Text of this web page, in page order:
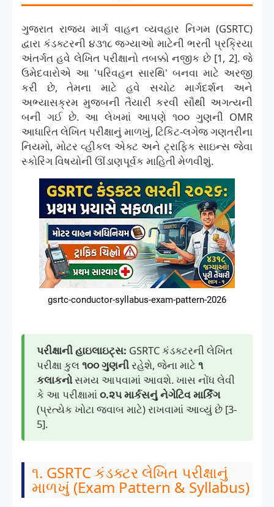
ગુજરાત રાજ્ય માર્ગ વાહન વ્યવહાર નિગમ (GSRTC)
દ્વારા કંડક્ટરની ૪૩૧૮ જગ્યાઓ માટેની ભરતી પ્રક્રિયા
અંતર્ગત હવે લેખિત પરીક્ષાનો તબક્કો નજીક છે [1, 2]. જે
ઉમેદવારોએ આ 'પરિવહન સારથિ' બનવા માટે અરજી
કરી છે, તેમના માટે હવે સચોટ માર્ગદર્શન અને
અભ્યાસક્રમ મુજબની તૈયારી કરવી સૌથી અગત્યની
બની ગઈ છે. આ લેખમાં આપણે ૧૦૦ ગુણની OMR
આધારિત લેખિત પરીક્ષાનું માળખું, ટિકિટ-લગેજ ગણતરીના
નિયમો, મોટર વ્હીકલ એક્ટ અને ટ્રાફિક સાઇન્સ જેવા
સ્કોરિંગ વિષયોની ઊંડાણપૂર્વક માહિતી મેળવીશું.
gsrtc-conductor-syllabus-exam-pattern-2026
પરીક્ષાની હાઇલાઇટ્સ: GSRTC કંડક્ટરની લેખિત
પરીક્ષા કુલ ૧૦૦ ગુણનીરહેશે, જેના માટે૧
કલાકનોસમય આપવામાં આવશે. ખાસ નોંધ લેવી
કે આ પરીક્ષામાં૦.૨૫ માર્કસનું નેગેટિવ માર્કિંગ
(પ્રત્યેક ખોટા જવાબ માટે) રાખવામાં આવ્યું છે [3-
5].
૧. GSRTC કંડક્ટર લેખિત પરીક્ષાનું
માળખું (Exam Pattern & Syllabus)